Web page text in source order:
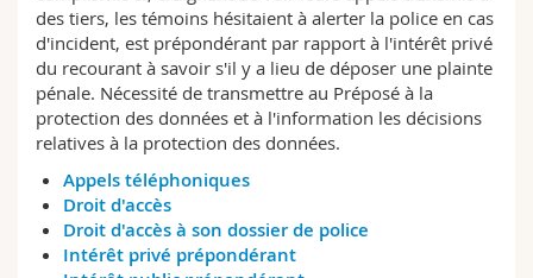
des tiers, les témoins hésitaient à alerter la police en cas
d'incident, est prépondérant par rapport à l'intérêt privé
du recourant à savoir s'il y a lieu de déposer une plainte
pénale. Nécessité de transmettre au Préposé à la
protection des données et à l'information les décisions
relatives à la protection des données.
Appels téléphoniques
Droit d'accès
Droit d'accès à son dossier de police
Intérêt privé prépondérant